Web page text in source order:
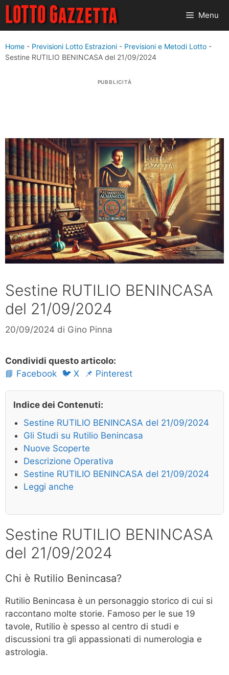
Vai
contenuto
Menu
Home - Previsioni Lotto Estrazioni - Previsioni e Metodi Lotto -
Sestine RUTILIO BENINCASA del 21/09/2024
PUBBLICITÀ
Sestine RUTILIO BENINCASA
del 21/09/2024
20/09/2024 di Gino Pinna
Condividi questo articolo:
📘 Facebook 🐦 X 📌 Pinterest
Indice dei Contenuti:
Sestine RUTILIO BENINCASA del 21/09/2024
Gli Studi su Rutilio Benincasa
Nuove Scoperte
Descrizione Operativa
Sestine RUTILIO BENINCASA del 21/09/2024
Leggi anche
Sestine RUTILIO BENINCASA
del 21/09/2024
Chi è Rutilio Benincasa?
Rutilio Benincasa è un personaggio storico di cui si
raccontano molte storie. Famoso per le sue 19
tavole, Rutilio è spesso al centro di studi e
discussioni tra gli appassionati di numerologia e
astrologia.